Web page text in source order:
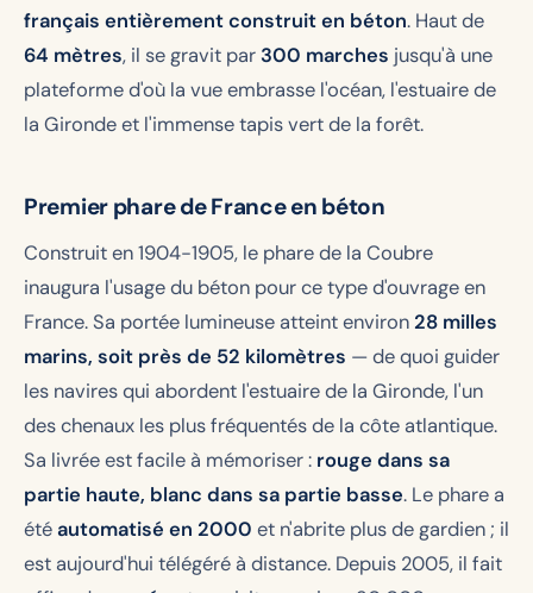
français entièrement construit en béton. Haut de
64 mètres, il se gravit par 300 marches jusqu'à une
plateforme d'où la vue embrasse l'océan, l'estuaire de
la Gironde et l'immense tapis vert de la forêt.
Premier phare de France en béton
Construit en 1904-1905, le phare de la Coubre
inaugura l'usage du béton pour ce type d'ouvrage en
France. Sa portée lumineuse atteint environ28 milles
marins, soit près de 52 kilomètres — de quoi guider
les navires qui abordent l'estuaire de la Gironde, l'un
des chenaux les plus fréquentés de la côte atlantique.
Sa livrée est facile à mémoriser : rouge dans sa
partie haute, blanc dans sa partie basse. Le phare a
étéautomatisé en 2000 et n'abrite plus de gardien ; il
est aujourd'hui télégéré à distance. Depuis 2005, il fait